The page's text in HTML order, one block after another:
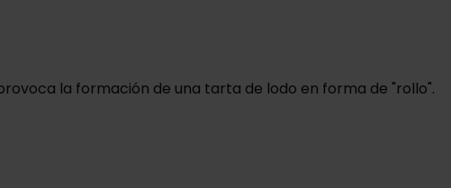
la formación de una tarta de lodo en forma de "rollo".